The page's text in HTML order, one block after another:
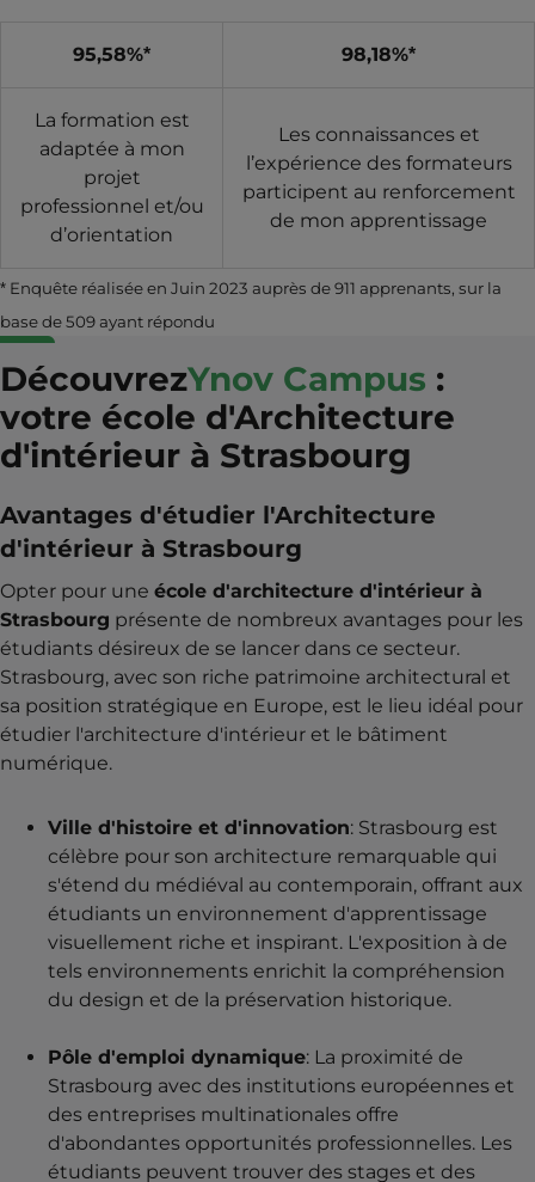
95,58%* 98,18%*
La formation est
adaptée à mon
projet
professionnel et/ou
d’orientation
Les connaissances et
l’expérience des formateurs
participent au renforcement
de mon apprentissage
* Enquête réalisée en Juin 2023 auprès de 911 apprenants, sur la
base de 509 ayant répondu
DécouvrezYnov Campus :
votre école d'Architecture
d'intérieur à Strasbourg
Avantages d'étudier l'Architecture
d'intérieur à Strasbourg
Opter pour une école d'architecture d'intérieur à
Strasbourg présente de nombreux avantages pour les
étudiants désireux de se lancer dans ce secteur.
Strasbourg, avec son riche patrimoine architectural et
sa position stratégique en Europe, est le lieu idéal pour
étudier l'architecture d'intérieur et le bâtiment
numérique.
Ville d'histoire et d'innovation: Strasbourg est
célèbre pour son architecture remarquable qui
s'étend du médiéval au contemporain, offrant aux
étudiants un environnement d'apprentissage
visuellement riche et inspirant. L'exposition à de
tels environnements enrichit la compréhension
du design et de la préservation historique.
Pôle d'emploi dynamique: La proximité de
Strasbourg avec des institutions européennes et
des entreprises multinationales offre
d'abondantes opportunités professionnelles. Les
étudiants peuvent trouver des stages et des